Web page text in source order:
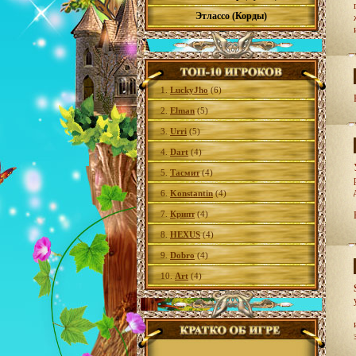
Этлассо (Корды)
1. LuckyJho (6)
2. Elman(5)
3. Urri (5)
4. Dart (4)
5. Тасмит(4)
6. Konstantin(4)
7. Крипт(4)
8. HEXUS(4)
9. Dobro(4)
10. Art (4)